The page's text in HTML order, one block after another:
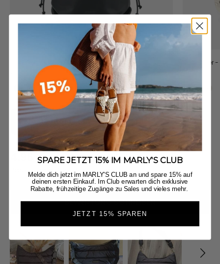
Cool Companion M - Black
BlackCrema
Soul Sister
Black
Jetzt entdecken
Basierend auf 23 Bewertungen
BEWERTUNG SCHREIBEN
New content loaded
SPARE JETZT 15% IM MARLY'S CLUB
Melde dich jetzt im MARLY'S CLUB an und spare 15% auf
deinen ersten Einkauf. Im Club erwarten dich exklusive
Rabatte, frühzeitige Zugänge zu Sales und vieles mehr.
JETZT 15% SPAREN